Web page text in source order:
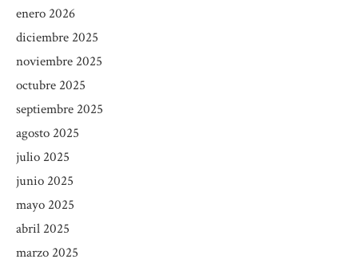
enero 2026
diciembre 2025
noviembre 2025
octubre 2025
septiembre 2025
agosto 2025
julio 2025
junio 2025
mayo 2025
abril 2025
marzo 2025